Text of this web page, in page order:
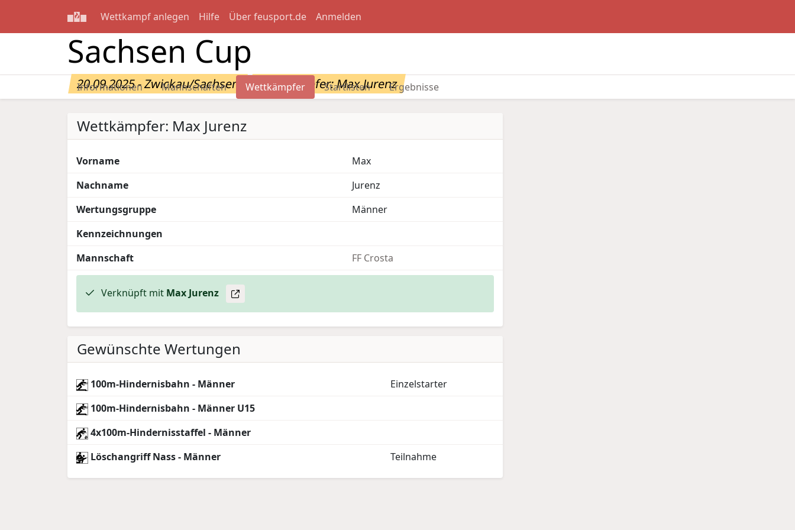
Wettkampf anlegen Hilfe Über feusport.de Anmelden
Sachsen Cup
20.09.2025 - Zwickau/Sachsen Wettkämpfer: Max Jurenz
Informationen Mannschaften Wettkämpfer Startlisten Ergebnisse
Wettkämpfer: Max Jurenz
Vorname
Max
Nachname
Jurenz
Wertungsgruppe
Männer
Kennzeichnungen
Mannschaft
FF Crosta
Verknüpft mit Max Jurenz
Gewünschte Wertungen
100m-Hindernisbahn - Männer
Einzelstarter
100m-Hindernisbahn - Männer U15
4x100m-Hindernisstaffel - Männer
Löschangriff Nass - Männer
Teilnahme